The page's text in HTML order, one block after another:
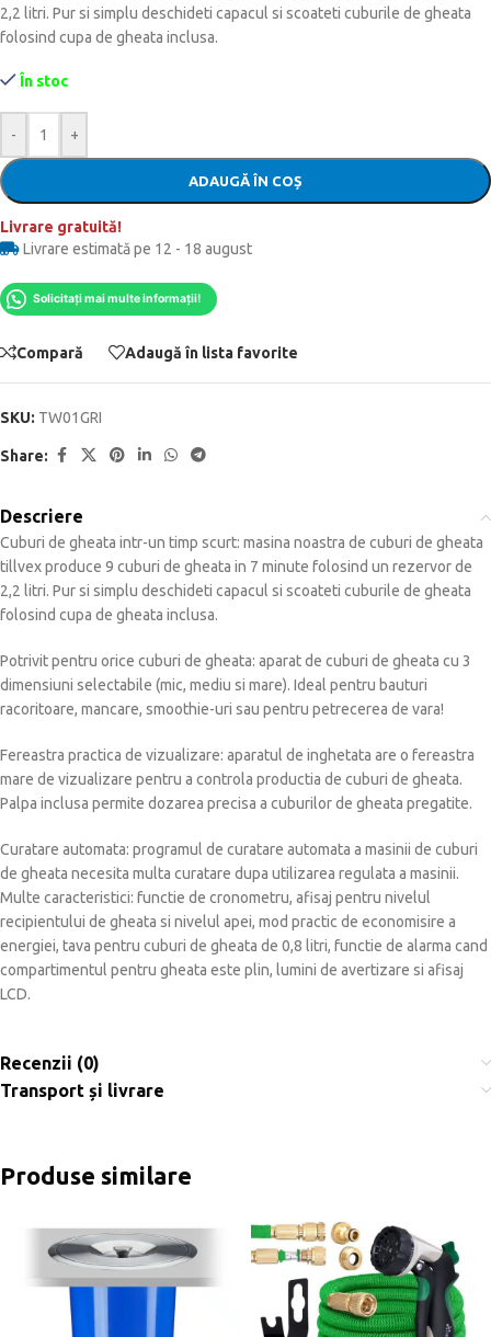
2,2 litri. Pur si simplu deschideti capacul si scoateti cuburile de gheata
folosind cupa de gheata inclusa.
În stoc
- +
ADAUGĂ ÎN COȘ
Livrare gratuită!
Livrare estimată pe 12 - 18 august
Solicitați mai multe informații!
Compară Adaugă în lista favorite
SKU: TW01GRI
Share:
Descriere
Cuburi de gheata intr-un timp scurt: masina noastra de cuburi de gheata
tillvex produce 9 cuburi de gheata in 7 minute folosind un rezervor de
2,2 litri. Pur si simplu deschideti capacul si scoateti cuburile de gheata
folosind cupa de gheata inclusa.
Potrivit pentru orice cuburi de gheata: aparat de cuburi de gheata cu 3
dimensiuni selectabile (mic, mediu si mare). Ideal pentru bauturi
racoritoare, mancare, smoothie-uri sau pentru petrecerea de vara!
Fereastra practica de vizualizare: aparatul de inghetata are o fereastra
mare de vizualizare pentru a controla productia de cuburi de gheata.
Palpa inclusa permite dozarea precisa a cuburilor de gheata pregatite.
Curatare automata: programul de curatare automata a masinii de cuburi
de gheata necesita multa curatare dupa utilizarea regulata a masinii.
Multe caracteristici: functie de cronometru, afisaj pentru nivelul
recipientului de gheata si nivelul apei, mod practic de economisire a
energiei, tava pentru cuburi de gheata de 0,8 litri, functie de alarma cand
compartimentul pentru gheata este plin, lumini de avertizare si afisaj
LCD.
Recenzii (0)
Transport și livrare
Produse similare